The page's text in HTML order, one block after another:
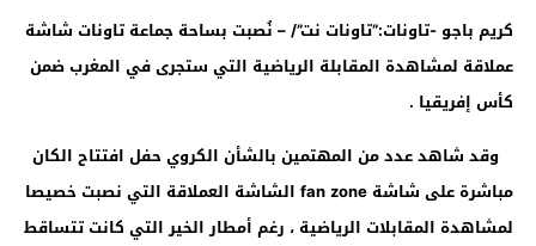
كريم باجو -تاونات:”تاونات نت”/ – نُصبت بساحة جماعة تاونات شاشة
عملاقة لمشاهدة المقابلة الرياضية التي ستجرى في المغرب ضمن
كأس إفريقيا .
وقد شاهد عدد من المهتمين بالشأن الكروي حفل افتتاح الكان
مباشرة على شاشة fan zoneالشاشة العملاقة التي نصبت خصيصا
لمشاهدة المقابلات الرياضية ، رغم أمطار الخير التي كانت تتساقط